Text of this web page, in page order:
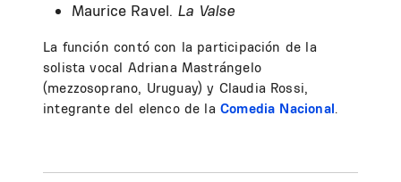
Maurice Ravel. La Valse
La función contó con la participación de la
solista vocal Adriana Mastrángelo
(mezzosoprano, Uruguay) y Claudia Rossi,
integrante del elenco de laComedia Nacional.